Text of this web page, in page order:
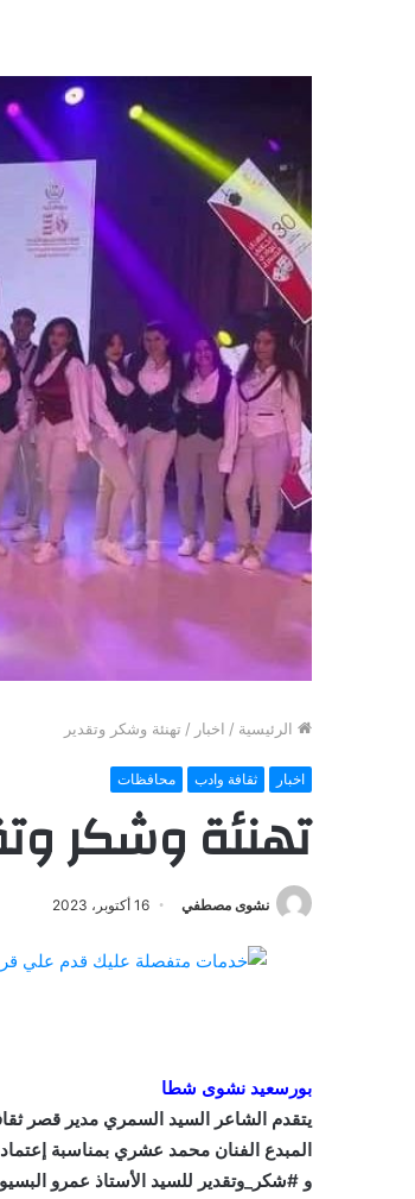
الرئيسية / اخبار / تهنئة وشكر وتقدير
اخبار ثقافة وادب محافظات
تهنئة وشكر
نشوى مصطفي 16 أكتوبر، 2023
بورسعيد نشوى شطا
يتقدم الشاعر السيد السمري مدير قصر
المبدع الفنان محمد عشري بمناسبة
و #شكر_وتقدير للسيد الأستاذ عمرو